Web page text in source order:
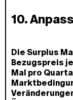
10.
Die Surplus
Bezugspreis
Mal pro